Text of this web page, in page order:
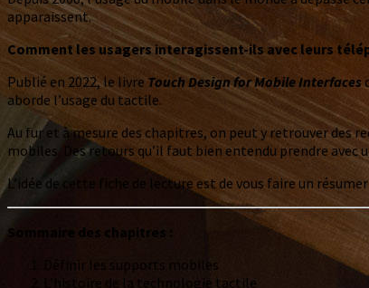
apparaissent.
Comment les usagers interagissent-ils avec leurs
Publié en 2022, le livre Touch Design for Mobile Interfaces
aborde l’usage du tactile.
Au fur et à mesure des chapitres, on peut y retrouver des
mobiles. Des retours qu’il faut bien entendu prendre avec
L’idée de cette fiche de lecture est de vous faire un
Sommaire des chapitres :
Définir les supports mobiles
L’histoire de la technologie tactile